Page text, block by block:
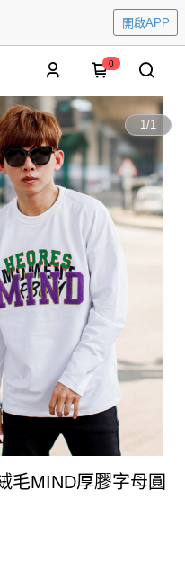
開啟APP
0
1/1
毛MIND厚膠字母圓